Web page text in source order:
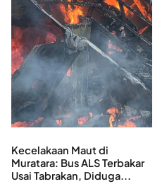
Kecelakaan Maut di
Muratara: Bus ALS Terbakar
Usai Tabrakan, Diduga...